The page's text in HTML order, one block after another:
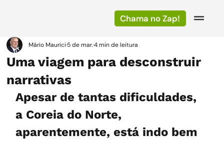
Chama no Zap!
Uma viagem para desconstruir
narrativas
Mário Maurici5 de mar.4 min de leitura
Apesar de tantas dificuldades,
a Coreia do Norte,
aparentemente, está indo bem